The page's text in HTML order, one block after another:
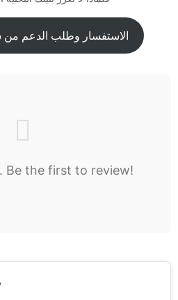
الاستفسار وطلب الدعم
Be the first to review!